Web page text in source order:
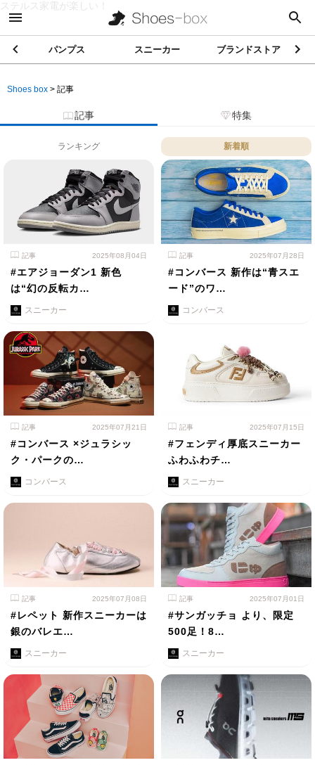
ステルス家電が楽しい！
パンプス スニーカー ブランドストア
Shoes box > 記事
記事 特集
ランキング 新着順
記事 2025年08月04日
#エアジョーダン1 新色
は“幻の反転カ…
スニーカー
記事 2025年07月28日
#コンバース 新作は“青スエ
ード”のワ…
コンバース
記事 2025年07月21日
#コンバース ×ジュラシッ
ク・パークの…
コンバース
記事 2025年07月15日
#フェンディ厚底スニーカー
ふわふわチ…
スニーカー
記事 2025年07月08日
#レペット 新作スニーカーは
銀のバレエ…
スニーカー
記事 2025年07月01日
#サンガッチョ より、限定
500足！8…
スニーカー